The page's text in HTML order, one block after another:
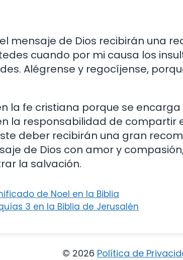
mensaje de Dios recibirán una
cuando por mi causa los
Alégrense y regocíjense,
la fe cristiana porque se
la responsabilidad de compartir
deber recibirán una gran
de Dios con amor y
la salvación.
de Noel en la Biblia
3 en la Biblia de Jerusalén
© 2026 Política de